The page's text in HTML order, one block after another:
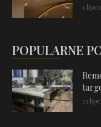
1
POPULARNE
23